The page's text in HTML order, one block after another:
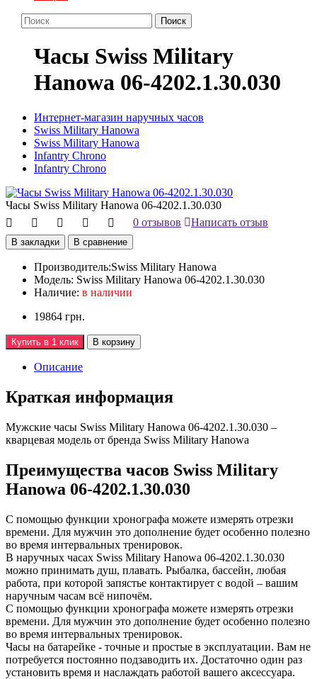
Поиск
Часы Swiss Military
Hanowa 06-4202.1.30.030
Интернет-магазин наручных часов
Swiss Military Hanowa
Swiss Military Hanowa
Infantry Chrono
Infantry Chrono
Часы Swiss Military Hanowa 06-4202.1.30.030
0 отзывов
Написать отзыв
В закладки В сравнение
Производитель:Swiss Military Hanowa
Модель: Swiss Military Hanowa 06-4202.1.30.030
Наличие: в наличии
19864 грн.
Купить в 1 клик В корзину
Описание
Краткая информация
Мужские часы Swiss Military Hanowa 06-4202.1.30.030 –
кварцевая модель от бренда Swiss Military Hanowa
Преимущества часов Swiss Military
Hanowa 06-4202.1.30.030
С помощью функции хронографа можете измерять отрезки
времени. Для мужчин это дополнение будет особенно полезно
во время интервальных тренировок.
В наручных часах Swiss Military Hanowa 06-4202.1.30.030
можно принимать душ, плавать. Рыбалка, бассейн, любая
работа, при которой запястье контактирует с водой – вашим
наручным часам всё нипочём.
С помощью функции хронографа можете измерять отрезки
времени. Для мужчин это дополнение будет особенно полезно
во время интервальных тренировок.
Часы на батарейке - точные и простые в эксплуатации. Вам не
потребуется постоянно подзаводить их. Достаточно один раз
установить время и наслаждать работой вашего аксессуара.